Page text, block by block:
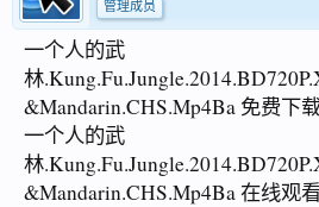
管理成员
一个人的武
林
&Mandarin.CHS.Mp4Ba 免费下
一个人的武
林
&Mandarin.CHS.Mp4Ba 在线观